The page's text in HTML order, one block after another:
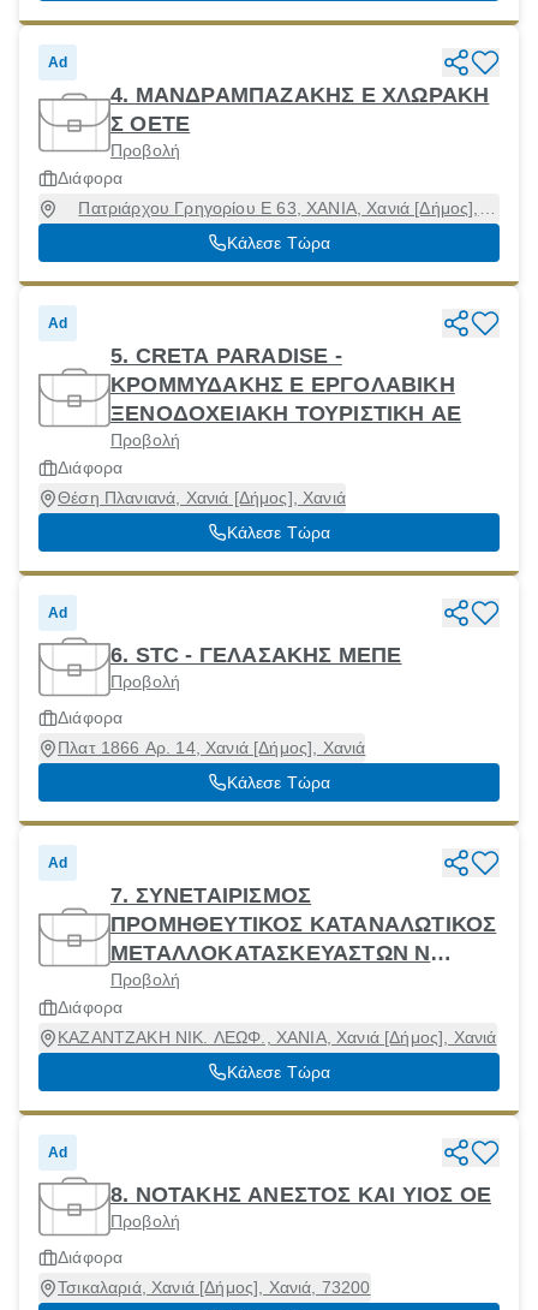
Ad
4. ΜΑΝΔΡΑΜΠΑΖΑΚΗΣ Ε ΧΛΩΡΑΚΗ
Σ ΟΕΤΕ
Προβολή
Διάφορα
Πατριάρχου Γρηγορίου Ε 63, ΧΑΝΙΑ, Χανιά [Δήμος],
Χανιά, 73135
Κάλεσε Τώρα
Ad
5. CRETA PARADISE -
ΚΡΟΜΜΥΔΑΚΗΣ Ε ΕΡΓΟΛΑΒΙΚΗ
ΞΕΝΟΔΟΧΕΙΑΚΗ ΤΟΥΡΙΣΤΙΚΗ ΑΕ
Προβολή
Διάφορα
Θέση Πλανιανά, Χανιά [Δήμος], Χανιά
Κάλεσε Τώρα
Ad
6. STC - ΓΕΛΑΣΑΚΗΣ ΜΕΠΕ
Προβολή
Διάφορα
Πλατ 1866 Αρ. 14, Χανιά [Δήμος], Χανιά
Κάλεσε Τώρα
Ad
7. ΣΥΝΕΤΑΙΡΙΣΜΟΣ
ΠΡΟΜΗΘΕΥΤΙΚΟΣ ΚΑΤΑΝΑΛΩΤΙΚΟΣ
ΜΕΤΑΛΛΟΚΑΤΑΣΚΕΥΑΣΤΩΝ Ν
ΧΑΝΙΩΝ
Προβολή
Διάφορα
ΚΑΖΑΝΤΖΑΚΗ ΝΙΚ. ΛΕΩΦ., ΧΑΝΙΑ, Χανιά [Δήμος], Χανιά
Κάλεσε Τώρα
Ad
8. ΝΟΤΑΚΗΣ ΑΝΕΣΤΟΣ ΚΑΙ ΥΙΟΣ ΟΕ
Προβολή
Διάφορα
Τσικαλαριά, Χανιά [Δήμος], Χανιά, 73200